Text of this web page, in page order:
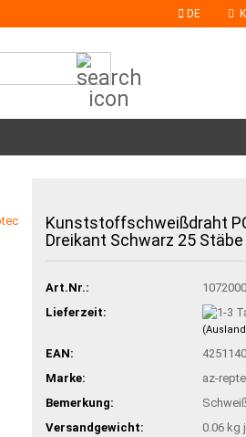
DE
Klebesticks
Heißklebedüsen
Kunststoffschweißdraht
Dreikant Schwarz 25 Stäbe
Art.Nr.:
1072000
Lieferzeit:
EAN:
Marke:
az-
Bemerkung:
Versandgewicht:
0.06 kg